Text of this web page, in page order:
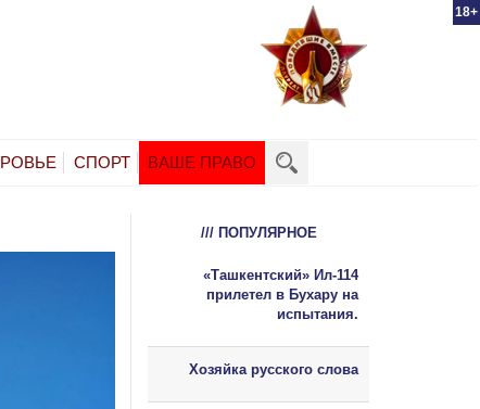
18+
СПОРТ ВАШЕ ПРАВО
/// ПОПУЛЯРНОЕ
«Ташкентский» Ил-114
прилетел в Бухару на
испытания.
Хозяйка русского слова